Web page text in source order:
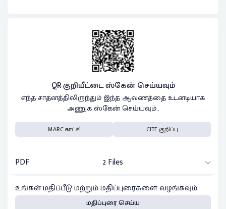
QR குறியீட்டை ஸ்கேன் செய்யவும்
எந்த சாதனத்திலிருந்தும் இந்த ஆவணத்தை உடனடியாக
அணுக ஸ்கேன் செய்யவும்..
MARC காட்சி CITE குறிப்பு
PDF
2 Files
உங்கள் மதிப்பீடு மற்றும் மதிப்புரைகளை வழங்கவும்
மதிப்புரை செய்ய